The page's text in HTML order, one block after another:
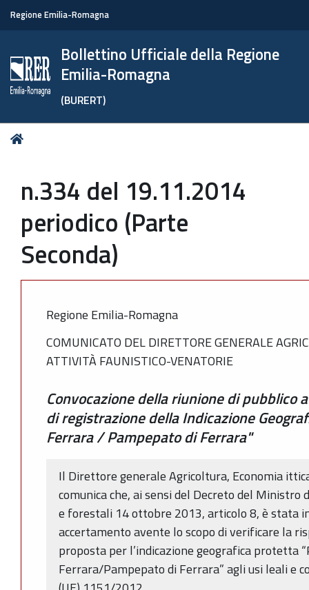
Regione Emilia-Romagna
Bollettino Ufficiale della Regione
Emilia-Romagna
(BURERT)
Tu
n.334 del 19.11.2014
periodico (Parte
Seconda)
Regione Emilia-Romagna
COMUNICATO DEL DIRETTORE GENERALE
ATTIVITÀ FAUNISTICO-VENATORIE
Convocazione della riunione di pubblico
di registrazione della Indicazione
Ferrara / Pampepato di Ferrara"
Il Direttore generale Agricoltura, Economia
comunica che, ai sensi del Decreto del
e forestali 14 ottobre 2013, articolo 8, è stata
accertamento avente lo scopo di verificare la
proposta per l’indicazione geografica protetta
Ferrara/Pampepato di Ferrara” agli usi leali e